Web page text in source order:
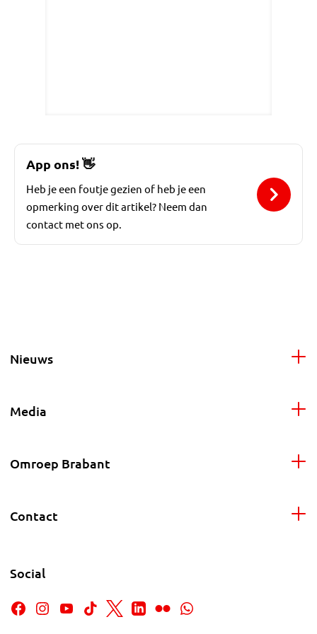
App ons!👋
Heb je een foutje gezien of heb je een
opmerking over dit artikel? Neem dan
contact met ons op.
Nieuws
Media
Omroep Brabant
Contact
Social